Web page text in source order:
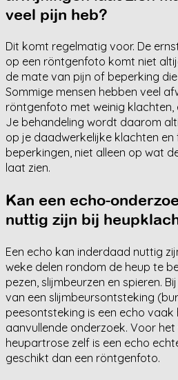
veel pijn heb?
Dit komt regelmatig voor. De
op een röntgenfoto komt niet
de mate van pijn of beperking
Sommige mensen hebben veel
röntgenfoto met weinig klachten,
Je behandeling wordt daarom
op je daadwerkelijke klachten en
beperkingen, niet alleen op wat
laat zien.
Kan een echo-
nuttig zijn bij
Een echo kan inderdaad nuttig
weke delen rondom de heup te
pezen, slijmbeurzen en spieren.
van een slijmbeursontsteking
peesontsteking is een echo vaak
aanvullende onderzoek. Voor
heupartrose zelf is een echo
geschikt dan een röntgenfoto.